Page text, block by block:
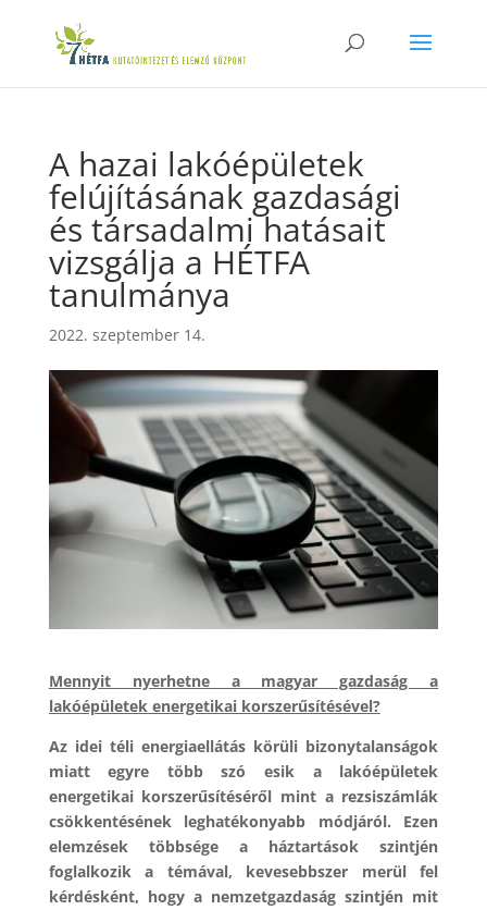
A hazai lakóépületek
felújításának gazdasági
és társadalmi hatásait
vizsgálja a HÉTFA
tanulmánya
2022. szeptember 14.
Mennyit nyerhetne a magyar gazdaság a
lakóépületek energetikai korszerűsítésével?
Az idei téli energiaellátás körüli bizonytalanságok
miatt egyre több szó esik a lakóépületek
energetikai korszerűsítéséről mint a rezsiszámlák
csökkentésének leghatékonyabb módjáról. Ezen
elemzések többsége a háztartások szintjén
foglalkozik a témával, kevesebbszer merül fel
kérdésként, hogy a nemzetgazdaság szintjén mit